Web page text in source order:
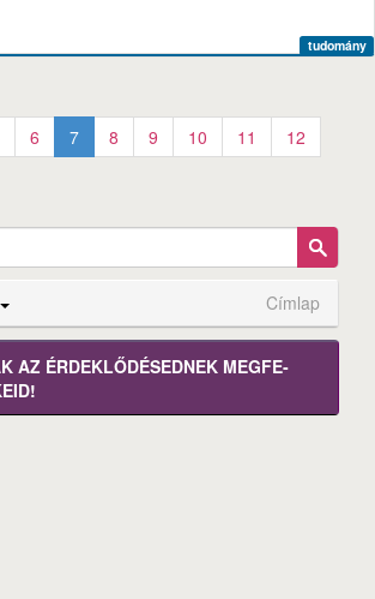
tudomány
6 7 8 9 10 11
12
Címlap
AZ ÉRDEK­LŐDÉ­SEDNEK MEGFE­